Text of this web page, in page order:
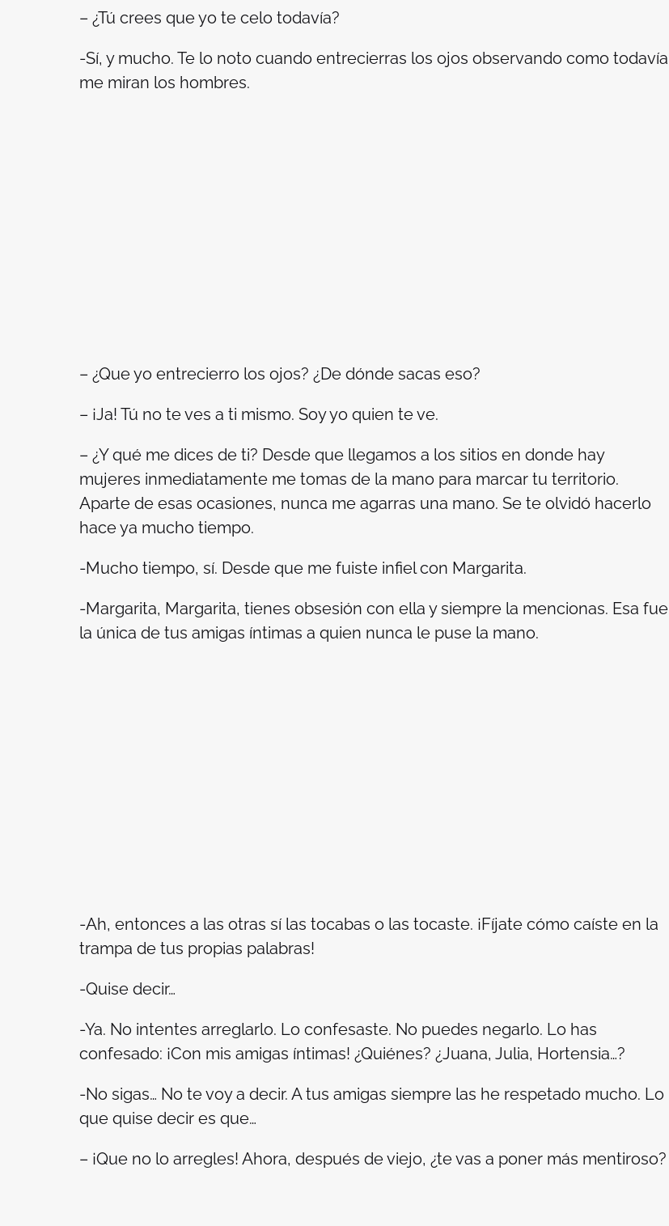
– ¿Tú crees que yo te celo todavía?
-Sí, y mucho. Te lo noto cuando entrecierras los ojos observando como todavía
me miran los hombres.
– ¿Que yo entrecierro los ojos? ¿De dónde sacas eso?
– ¡Ja! Tú no te ves a ti mismo. Soy yo quien te ve.
– ¿Y qué me dices de ti? Desde que llegamos a los sitios en donde hay
mujeres inmediatamente me tomas de la mano para marcar tu territorio.
Aparte de esas ocasiones, nunca me agarras una mano. Se te olvidó hacerlo
hace ya mucho tiempo.
-Mucho tiempo, sí. Desde que me fuiste infiel con Margarita.
-Margarita, Margarita, tienes obsesión con ella y siempre la mencionas. Esa fue
la única de tus amigas íntimas a quien nunca le puse la mano.
-Ah, entonces a las otras sí las tocabas o las tocaste. ¡Fíjate cómo caíste en la
trampa de tus propias palabras!
-Quise decir…
-Ya. No intentes arreglarlo. Lo confesaste. No puedes negarlo. Lo has
confesado: ¡Con mis amigas íntimas! ¿Quiénes? ¿Juana, Julia, Hortensia…?
-No sigas… No te voy a decir. A tus amigas siempre las he respetado mucho. Lo
que quise decir es que…
– ¡Que no lo arregles! Ahora, después de viejo, ¿te vas a poner más mentiroso?